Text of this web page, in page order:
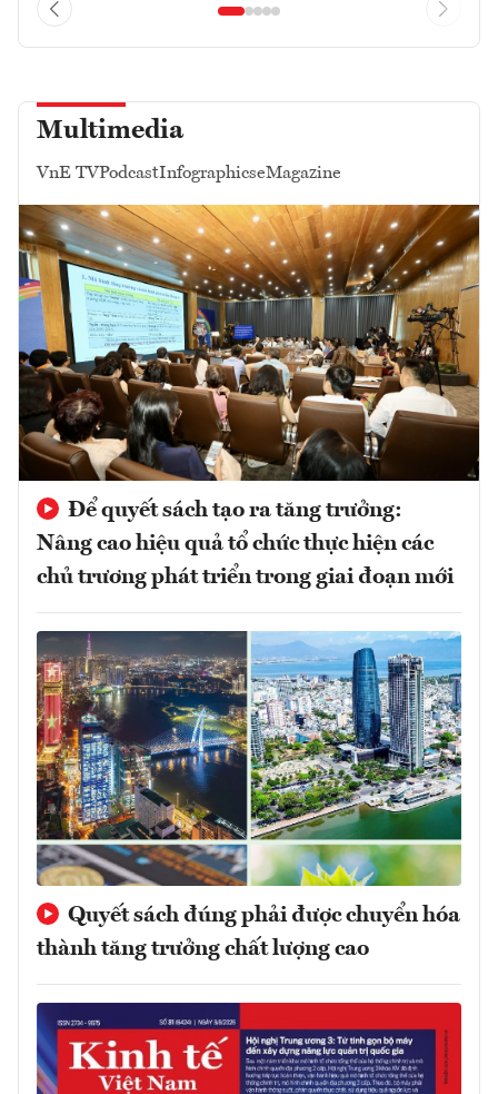
Multimedia
VnE TVPodcastInfographicseMagazine
Để quyết sách tạo ra tăng trưởng:
Nâng cao hiệu quả tổ chức thực hiện các
chủ trương phát triển trong giai đoạn mới
Quyết sách đúng phải được chuyển hóa
thành tăng trưởng chất lượng cao